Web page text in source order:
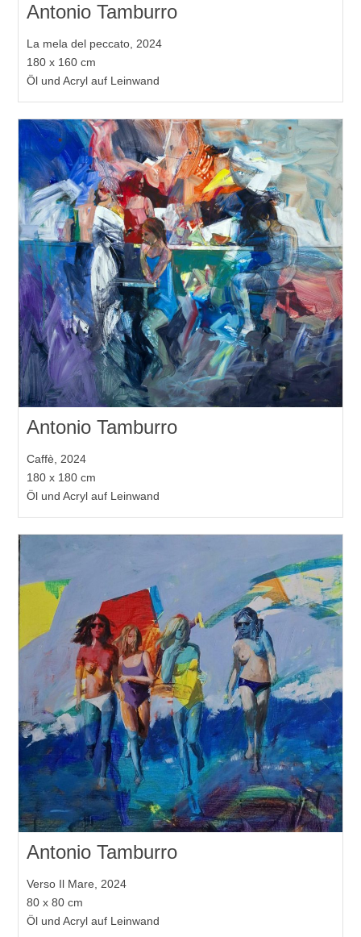
Antonio Tamburro
La mela del peccato, 2024
180 x 160 cm
Öl und Acryl auf Leinwand
Antonio Tamburro
Caffè, 2024
180 x 180 cm
Öl und Acryl auf Leinwand
Antonio Tamburro
Verso Il Mare, 2024
80 x 80 cm
Öl und Acryl auf Leinwand